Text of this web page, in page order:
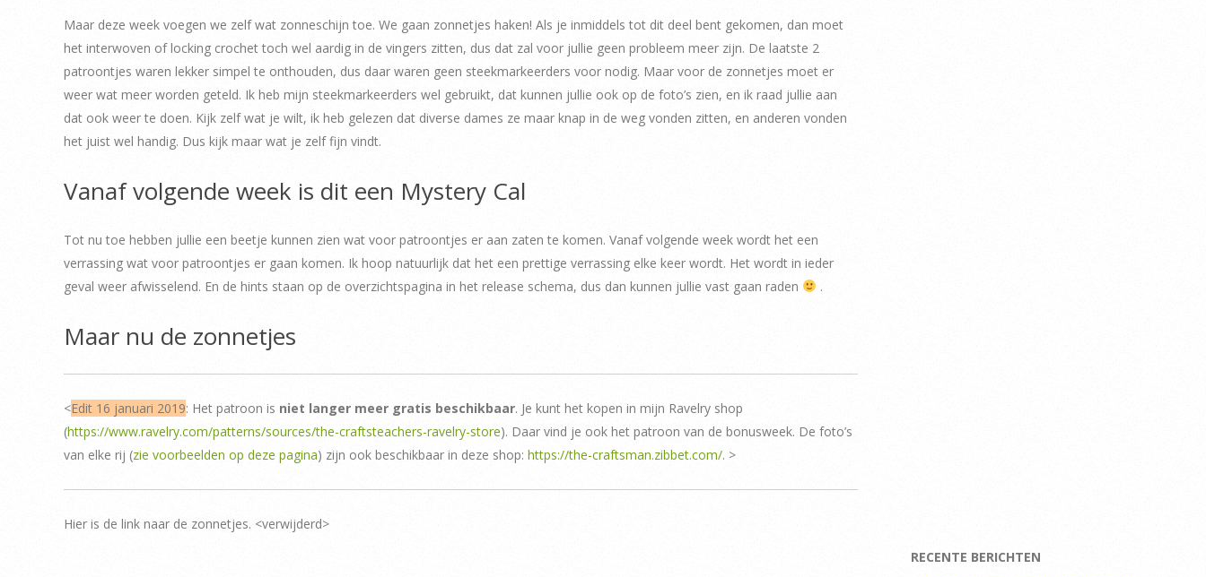
Maar deze week voegen we zelf wat zonneschijn toe. We gaan zonnetjes haken! Als je inmiddels tot dit deel bent gekomen, dan moet
het interwoven of locking crochet toch wel aardig in de vingers zitten, dus dat zal voor jullie geen probleem meer zijn. De laatste 2
patroontjes waren lekker simpel te onthouden, dus daar waren geen steekmarkeerders voor nodig. Maar voor de zonnetjes moet er
weer wat meer worden geteld. Ik heb mijn steekmarkeerders wel gebruikt, dat kunnen jullie ook op de foto’s zien, en ik raad jullie aan
dat ook weer te doen. Kijk zelf wat je wilt, ik heb gelezen dat diverse dames ze maar knap in de weg vonden zitten, en anderen vonden
het juist wel handig. Dus kijk maar wat je zelf fijn vindt.
Vanaf volgende week is dit een Mystery Cal
Tot nu toe hebben jullie een beetje kunnen zien wat voor patroontjes er aan zaten te komen. Vanaf volgende week wordt het een
verrassing wat voor patroontjes er gaan komen. Ik hoop natuurlijk dat het een prettige verrassing elke keer wordt. Het wordt in ieder
geval weer afwisselend. En de hints staan op de overzichtspagina in het release schema, dus dan kunnen jullie vast gaan raden
.
Maar nu de zonnetjes
<Edit 16 januari 2019: Het patroon is niet langer meer gratis beschikbaar. Je kunt het kopen in mijn Ravelry shop
(https://www.ravelry.com/patterns/sources/the-craftsteachers-ravelry-store). Daar vind je ook het patroon van de bonusweek. De foto’s
van elke rij (zie voorbeelden op deze pagina) zijn ook beschikbaar in deze shop: https://the-craftsman.zibbet.com/. >
Hier is de link naar de zonnetjes. <verwijderd>
RECENTE BERICHTEN